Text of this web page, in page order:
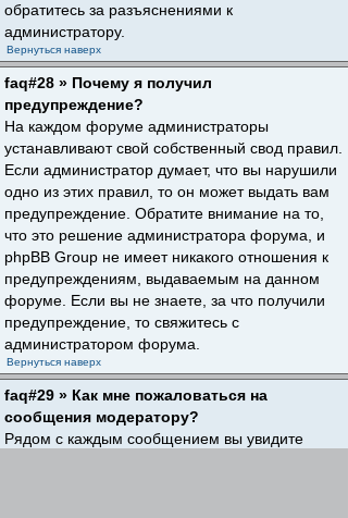
обратитесь за разъяснениями к
администратору.
Вернуться наверх
faq#28 » Почему я получил
предупреждение?
На каждом форуме администраторы
устанавливают свой собственный свод правил.
Если администратор думает, что вы нарушили
одно из этих правил, то он может выдать вам
предупреждение. Обратите внимание на то,
что это решение администратора форума, и
phpBB Group не имеет никакого отношения к
предупреждениям, выдаваемым на данном
форуме. Если вы не знаете, за что получили
предупреждение, то свяжитесь с
администратором форума.
Вернуться наверх
faq#29 » Как мне пожаловаться на
сообщения модератору?
Рядом с каждым сообщением вы увидите